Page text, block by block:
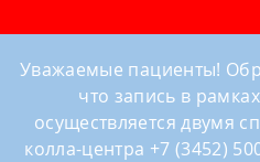
Уважаемые пациенты!
что запись в
осуществляется двумя
колла-центра +7 (3452)